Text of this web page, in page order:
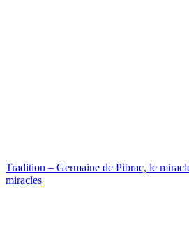
Tradition – Germaine de Pibrac, le
miracles